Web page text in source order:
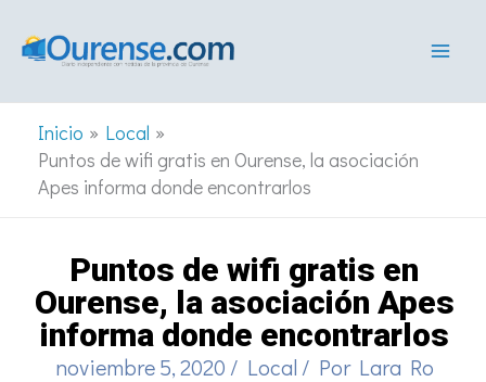
Inicio
Local
Puntos de wifi gratis en Ourense, la asociación
Apes informa donde encontrarlos
Puntos de wifi gratis en
Ourense, la asociación Apes
informa donde encontrarlos
noviembre 5, 2020 / Local / Por Lara Ro